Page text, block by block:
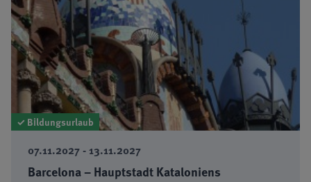
✓ Bildungsurlaub
07.11.2027 - 13.11.2027
Barcelona – Hauptstadt Kataloniens